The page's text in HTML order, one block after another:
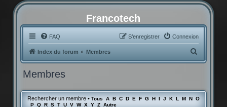
Francotech
FAQ Connexion
S’enregistrer
Index du forum Membres
e
e
Membres
Rechercher un membre• Tous A B C D E F G H J K L M N
O
P Q R S T U V W X Y Z Autre